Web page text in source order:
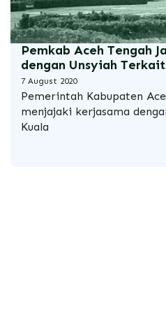
Pemkab Aceh Tengah
dengan Unsyiah
7 August 2020
Pemerintah Kabupaten
menjajaki kerjasama
Kuala